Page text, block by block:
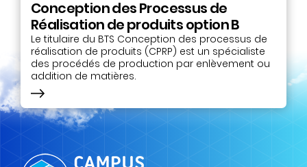
Conception des Processus de
Réalisation de produits option B
Le titulaire du BTS Conception des processus de
réalisation de produits (CPRP) est un spécialiste
des procédés de production par enlèvement ou
addition de matières.